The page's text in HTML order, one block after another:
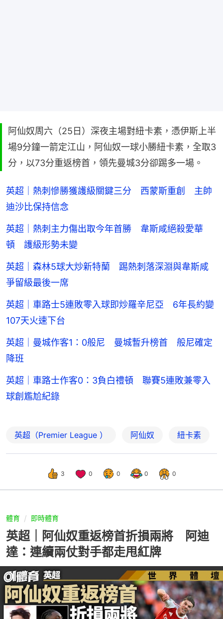
阿仙奴周六（25日）深夜主場對紐卡素，憑伊斯上半
場9分鐘一箭定江山，阿仙奴一球小勝紐卡素，全取3
分，以73分重返榜首，領先曼城3分卻踢多一場。
英超｜熱刺慘勝獲護級關鍵三分 西蒙斯重創 主帥
迪沙比保持信念
英超｜熱刺主力傷出取今年首勝 韋斯咸絕殺愛華
頓 護級形勢未變
英超｜森林5球大炒新特蘭 踢熱刺落深淵與韋斯咸
爭留級最後一席
英超｜車路士5連敗零入球即炒羅辛尼亞 6年長約變
107天火速下台
英超｜曼城作客1：0般尼 曼城暫升榜首 般尼確定
降班
英超｜車路士作客0：3負白禮頓 聯賽5連敗兼零入
球創尷尬紀錄
英超（Premier League ） 阿仙奴 紐卡素
3 0 0 0 0
體育 即時體育
英超｜阿仙奴重返榜首折損兩將 阿迪
達：連續兩仗對手都走甩紅牌